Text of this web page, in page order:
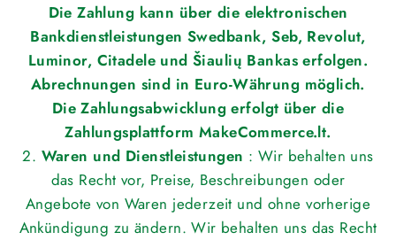
Die Zahlung kann über die elektronischen
Bankdienstleistungen Swedbank, Seb, Revolut,
Luminor, Citadele und Šiaulių Bankas erfolgen.
Abrechnungen sind in Euro-Währung möglich.
Die Zahlungsabwicklung erfolgt über die
Zahlungsplattform MakeCommerce.lt.
2. Waren und Dienstleistungen : Wir behalten uns
das Recht vor, Preise, Beschreibungen oder
Angebote von Waren jederzeit und ohne vorherige
Ankündigung zu ändern. Wir behalten uns das Recht